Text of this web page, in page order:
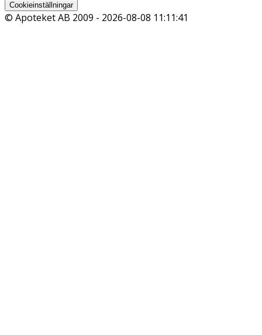
Cookieinställningar
© Apoteket AB 2009 - 2026-08-08 11:11:41